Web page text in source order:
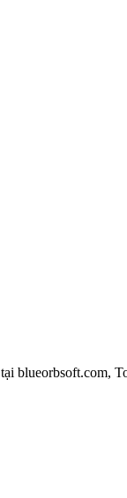
tại blueorbsoft.com,